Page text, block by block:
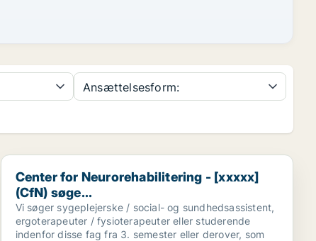
Ansættelsesform:
Center for Neurorehabilitering - [xxxxx](CfN) søge...
Center for Neurorehabilitering - [xxxxx]
(CfN) søge...
Vi søger sygeplejerske / social- og sundhedsassistent,
ergoterapeuter / fysioterapeuter eller studerende
indenfor disse fag fra 3. semester eller derover, som